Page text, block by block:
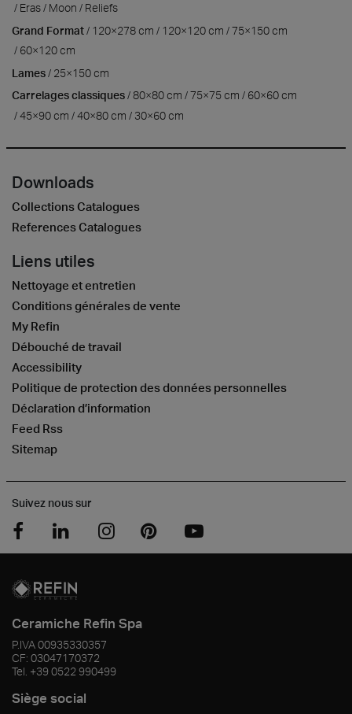
Eras
Moon
Reliefs
Grand Format
120×278 cm 120×120 cm
75×150 cm
60×120 cm
Lames
25×150 cm
Carrelages classiques 80×80 cm 75×75 cm
60×60 cm
45×90 cm
40×80 cm 30×60 cm
Downloads
Collections Catalogues
References Catalogues
Liens utiles
Nettoyage et entretien
Conditions générales de vente
My Refin
Débouché de travail
Accessibility
Politique de protection des données personnelles
Déclaration d’information
Feed Rss
Sitemap
Suivez nous sur
Ceramiche Refin Spa
P.IVA00935330357
CF: 03047170372
Tel. +39 0522 990499
Siège social